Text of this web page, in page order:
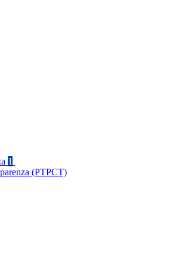
1
(PTPCT)